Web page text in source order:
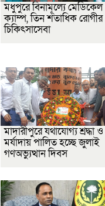
মধুপুরে বিনামূল্যে মেডিকেল
ক্যাম্প, তিন শতাধিক রোগীর
চিকিৎসাসেবা
মাদারীপুরে যথাযোগ্য শ্রদ্ধা ও
মর্যাদায় পালিত হচ্ছে জুলাই
গণঅভ্যুত্থান দিবস